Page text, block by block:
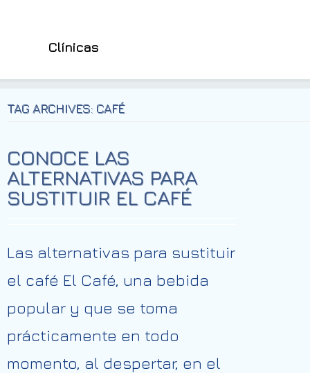
Clínicas
TAG ARCHIVES: CAFÉ
CONOCE LAS
ALTERNATIVAS PARA
SUSTITUIR EL CAFÉ
Las alternativas para sustituir
el café El Café, una bebida
popular y que se toma
prácticamente en todo
momento, al despertar, en el